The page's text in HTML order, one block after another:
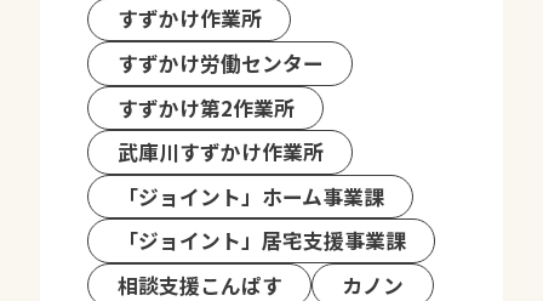
すずかけ作業所
すずかけ労働センター
すずかけ第2作業所
武庫川すずかけ作業所
「ジョイント」ホーム事業課
「ジョイント」居宅支援事業課
相談支援こんぱす
カノン